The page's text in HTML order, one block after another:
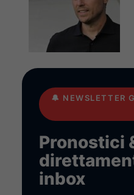
🔔 NEWSLETTER
Pronostici
inbox